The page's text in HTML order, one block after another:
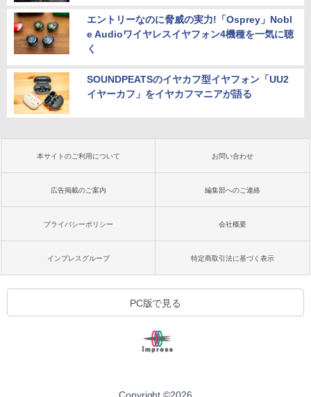
エントリーなのに脅威の実力!「Osprey」Nobl
e Audioワイヤレスイヤフォン4機種を一気に聴
く
SOUNDPEATSのイヤカフ型イヤフォン「UU2
イヤーカフ」をイヤカフマニアが語る
本サイトのご利用について お問い合わせ
広告掲載のご案内 編集部へのご連絡
プライバシーポリシー 会社概要
インプレスグループ 特定商取引法に基づく表示
PC版で見る